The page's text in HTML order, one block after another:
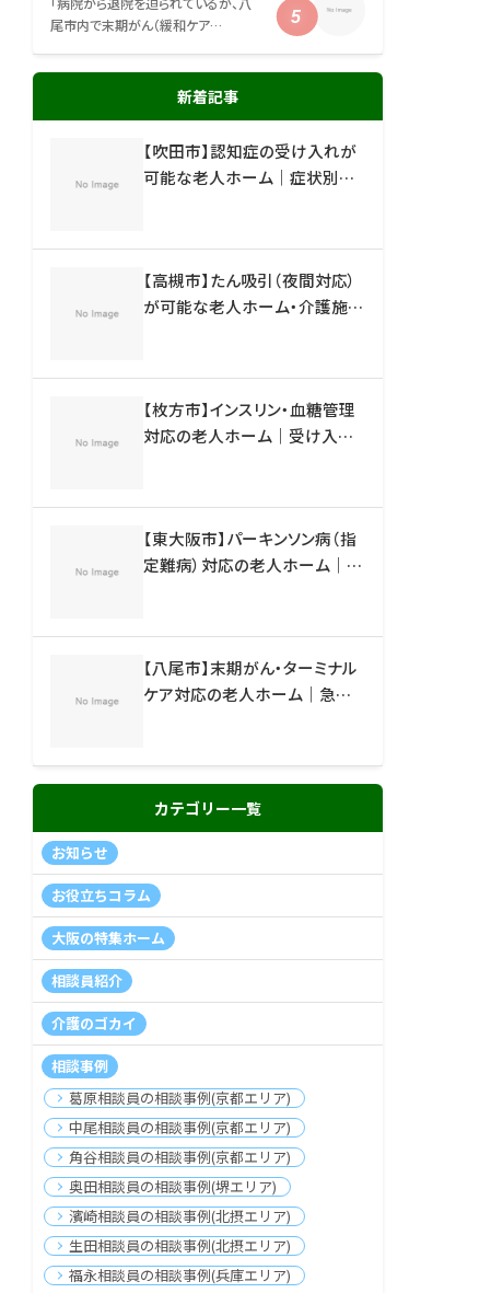
尾市内で末期がん（緩和ケア…
新着記事
【吹田市】認知症の受け入れが
可能な老人ホーム｜症状別の
【高槻市】たん吸引（夜間対応）
が可能な老人ホーム・介護施設
【枚方市】インスリン・血糖管理
対応の老人ホーム｜受け入れ
【東大阪市】パーキンソン病（指
定難病）対応の老人ホーム｜リ
【八尾市】末期がん・ターミナル
ケア対応の老人ホーム｜急な
カテゴリー一覧
お知らせ
お役立ちコラム
大阪の特集ホーム
相談員紹介
介護のゴカイ
相談事例
葛原相談員の相談事例(京都エリア)
中尾相談員の相談事例(京都エリア)
角谷相談員の相談事例(京都エリア)
奥田相談員の相談事例(堺エリア)
濱崎相談員の相談事例(北摂エリア)
生田相談員の相談事例(北摂エリア)
福永相談員の相談事例(兵庫エリア)